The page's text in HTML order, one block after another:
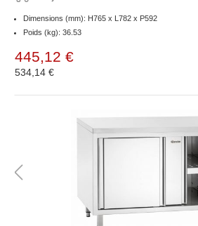
Dimensions (mm): H765 x L782 x P592
Poids (kg): 36.53
445,12 €
534,14 €